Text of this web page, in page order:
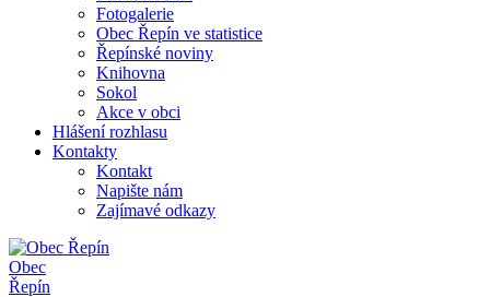
Fotogalerie
Obec Řepín ve statistice
Řepínské noviny
Knihovna
Sokol
Akce v obci
Hlášení rozhlasu
Kontakty
Kontakt
Napište nám
Zajímavé odkazy
Obec
Řepín